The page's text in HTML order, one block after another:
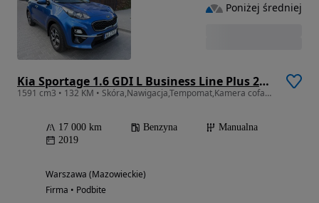
Kia Sportage 1.6 GDI L Business Line Plus 2WD
1591 cm3 • 132 KM • Skóra,Nawigacja,Tempomat,Kamera cofania, Stan jak nowy.
17 000 km Benzyna
Manualna
2019
Warszawa (Mazowieckie)
Firma • Podbite
Poniżej średniej